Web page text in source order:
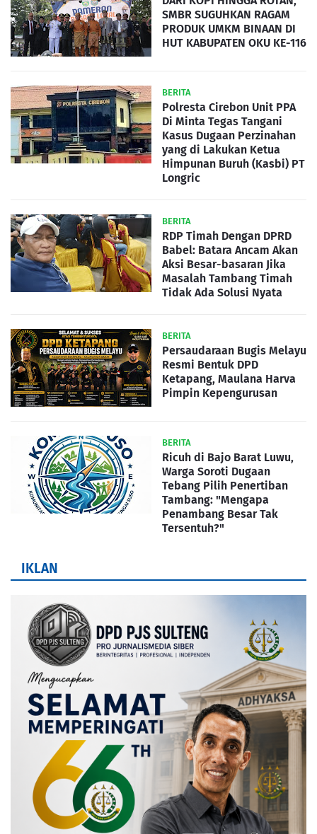
SMBR SUGUHKAN RAGAM
PRODUK UMKM BINAAN DI
HUT KABUPATEN OKU KE-116
BERITA
Polresta Cirebon Unit PPA
Di Minta Tegas Tangani
Kasus Dugaan Perzinahan
yang di Lakukan Ketua
Himpunan Buruh (Kasbi) PT
Longric
BERITA
RDP Timah Dengan DPRD
Babel: Batara Ancam Akan
Aksi Besar-basaran Jika
Masalah Tambang Timah
Tidak Ada Solusi Nyata
BERITA
Persaudaraan Bugis Melayu
Resmi Bentuk DPD
Ketapang, Maulana Harva
Pimpin Kepengurusan
BERITA
Ricuh di Bajo Barat Luwu,
Warga Soroti Dugaan
Tebang Pilih Penertiban
Tambang: "Mengapa
Penambang Besar Tak
Tersentuh?"
IKLAN